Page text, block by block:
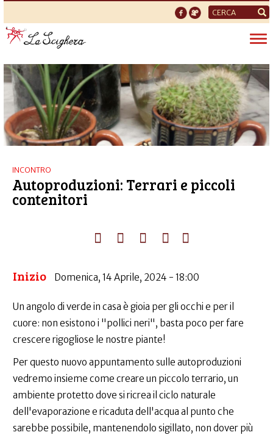
Form
di
ricerca
INCONTRO
Autoproduzioni: Terrari e piccoli
contenitori
Inizio Domenica, 14 Aprile, 2024 - 18:00
Un angolo di verde in casa è gioia per gli occhi e per il
cuore: non esistono i "pollici neri", basta poco per fare
crescere rigogliose le nostre piante!
Per questo nuovo appuntamento sulle autoproduzioni
vedremo insieme come creare un piccolo terrario, un
ambiente protetto dove si ricrea il ciclo naturale
dell'evaporazione e ricaduta dell'acqua al punto che
sarebbe possibile, mantenendolo sigillato, non dover più